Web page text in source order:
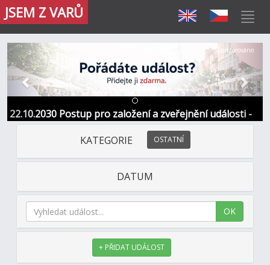
JSEM Z VARŮ
22.10.2030 Postup pro založení a zveřejnění události -
Informace / kontakt
Předchozí Další
Sponzorováno
KATEGORIE OSTATNÍ
DATUM
OK
+ PŘIDAT UDÁLOST